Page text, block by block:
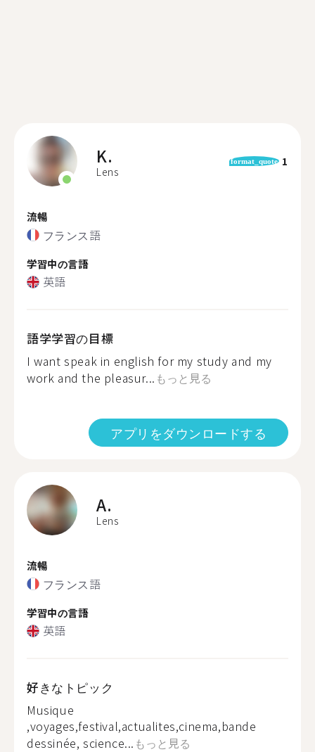
K.
Lens
format_quote 1
流暢
フランス語
学習中の言語
英語
語学学習の目標
I want speak in english for my study and my
work and the pleasur... もっと見る
アプリをダウンロードする
A.
Lens
流暢
フランス語
学習中の言語
英語
好きなトピック
Musique
,voyages,festival,actualites,cinema,bande
dessinée, science... もっと見る